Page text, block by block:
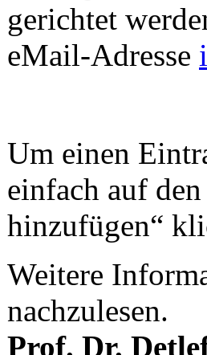
gerichtet
eMail-Adresse
Um einen
einfach auf
hinzufügen“
Weitere
nachzulesen.
Prof. Dr.